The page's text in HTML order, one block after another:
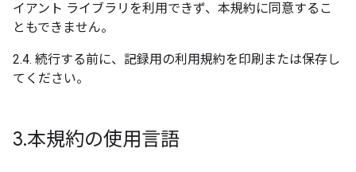
イアント ライブラリを利用できず、本規約に同意するこ
ともできません。
2.4. 続行する前に、記録用の利用規約を印刷または保存し
てください。
3.本規約の使用言語